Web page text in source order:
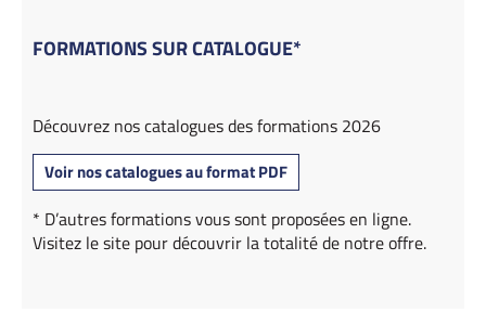
FORMATIONS SUR CATALOGUE*
Découvrez nos catalogues des formations 2026
Voir nos catalogues au format PDF
* D’autres formations vous sont proposées en ligne.
Visitez le site pour découvrir la totalité de notre offre.